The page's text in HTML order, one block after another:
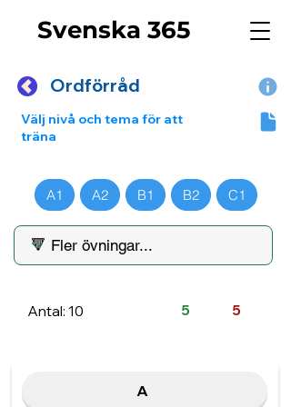
Svenska 365
Ordförråd
Välj nivå och tema för att
träna
A1 A2 B1 B2 C1
Antal: 10 5 5
A